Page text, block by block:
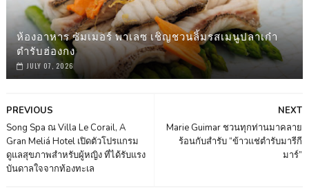
ห้องอาหาร ซัมเมอร์ พาเลซ เชิญชวนลิ้มรสเมนูปลาเก๋า
ตำรับฮ่องกง
JULY 07, 2026
NEXT
Marie Guimar ชวนทุกท่านมาคลาย
ร้อนกับสำรับ “ข้าวแช่ตำรับมารีกี
มาร์”
PREVIOUS
Song Spa ณ Villa Le Corail, A
Gran Meliá Hotel เปิดตัวโปรแกรม
ดูแลสุขภาพสำหรับผู้หญิง ที่ได้รับแรง
บันดาลใจจากท้องทะเล